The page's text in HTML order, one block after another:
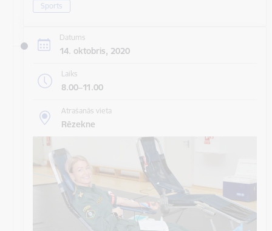
Sports
Datums
14. oktobris, 2020
Laiks
8.00–11.00
Atrašanās vieta
Rēzekne